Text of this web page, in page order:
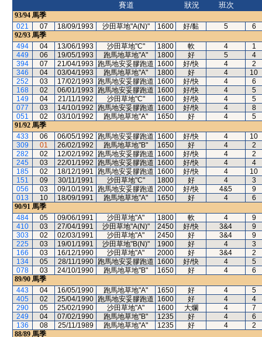
賽道
狀況
班次
93/94 馬季
021
07 18/09/1993 沙田草地"A(N)" 1600 好/黏 5
6
92/93 馬季
494
04 13/06/1993 沙田草地"C" 1800 軟 4
1
449
06 19/05/1993 跑馬地草地"A" 1800 好 5
4
394
07 21/04/1993 跑馬地安妥膠跑道 1600 好/快 4
2
346
04 03/04/1993 跑馬地草地"A" 1800 好 4
10
252
03 17/02/1993 跑馬地安妥膠跑道 1600 好/快 4
6
168
02 06/01/1993 跑馬地安妥膠跑道 1600 好/快 4
5
149
04 21/11/1992 沙田草地"C" 1600 好/快 4
5
077
03 14/10/1992 跑馬地安妥膠跑道 1600 好/快 4
8
051
02 03/10/1992 跑馬地草地"A" 1650 好 4
5
91/92 馬季
433
06 06/05/1992 跑馬地安妥膠跑道 1600 好/快 4
10
309
01 26/02/1992 跑馬地草地"B" 1650 好 4
2
282
02 12/02/1992 跑馬地安妥膠跑道 1600 好/快 4
2
245
03 22/01/1992 跑馬地安妥膠跑道 1600 好/快 4
4
185
02 18/12/1991 跑馬地安妥膠跑道 1600 好/快 4
10
151
09 30/11/1991 沙田草地"C" 1800 好 4
3
056
03 09/10/1991 跑馬地安妥膠跑道 2000 好/快 4&5
9
013
10 18/09/1991 跑馬地草地"A" 1650 好 4
6
90/91 馬季
484
05 09/06/1991 沙田草地"A" 1800 軟 4
9
410
03 27/04/1991 沙田草地"A(N)" 2450 好/快 3&4
9
303
02 02/03/1991 沙田草地"A" 2450 好 3&4
9
225
03 19/01/1991 沙田草地"B(N)" 1900 好 4
3
166
03 16/12/1990 沙田草地"A" 2000 好 3&4
2
134
05 28/11/1990 跑馬地安妥膠跑道 1600 好/快 4
5
078
03 24/10/1990 跑馬地草地"B" 1650 好 4
6
89/90 馬季
443
04 16/05/1990 跑馬地草地"A" 1650 好 4
5
405
02 25/04/1990 跑馬地安妥膠跑道 1600 好 4
4
290
05 25/02/1990 沙田草地"A" 1600 大爛 4
7
249
04 07/02/1990 跑馬地草地"B" 1235 好 4
6
136
08 25/11/1989 跑馬地草地"A" 1235 好 4
2
88/89 馬季